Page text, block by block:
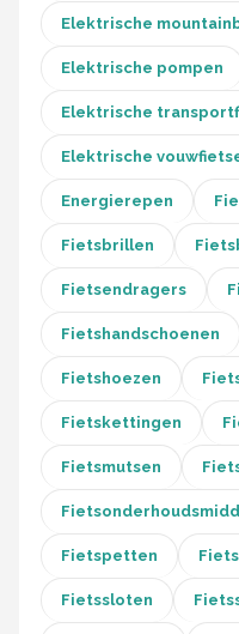
Cortina
Alle merken →
Elektrische
Elektrische pompen
Elektrische
Elektrische
Energierepen
Fietsbrillen
Fietsendragers
Fietshandschoenen
Fietshoezen
Fietskettingen
Fietsmutsen
Fietspetten
Fietssloten